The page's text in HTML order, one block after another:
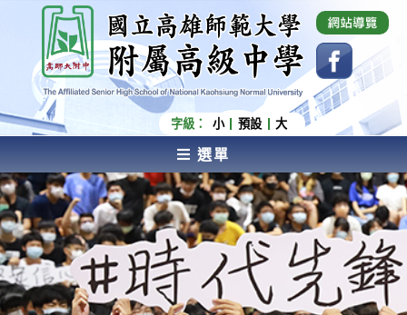
內
容
國立高雄師範大學附屬高級中學 Affiliated Senior
High School of National Kaohsiung Normal
University
字級： 小 預設 大
選單
AFFILIATED SENIOR HIGH SCHOOL OF NATIONAL
KAOHSIUNG NORMAL UNIVERSITY